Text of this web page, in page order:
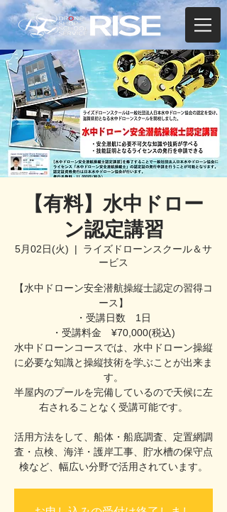
【有料】水中ドロー
ン認定講習
5月02日(火)
  |
ライズドローンスクール＆サ
ービス
【水中ドローン安全潜航操縦士認定の習得コ
ース】
・受講日数 1日
・受講料金 ¥70,000(税込)
水中ドローンコースでは、水中ドローン操縦
に必要な知識と操縦技術を学ぶことが出来ま
す。
半屋内のプールを完備しているので天候に左
右されることなく受講可能です。
活用方法をして、船体・船底調査、定置網調
査・点検、海洋・護岸工事、貯水槽の保守点
検など、幅広い分野で活用されています。